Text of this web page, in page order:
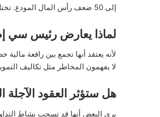
إلى 50 ضعف رأس المال المودع. تختلف عن العقود الآجلة التقليدية التي لها تاريخ انتهاء محدد.
لماذا يعارض رئيس سي
لأنه يعتقد أنها تجمع بين رافعة
لا يفهمون المخاطر مثل تكاليف
هل ستؤثر العقود الآجلة